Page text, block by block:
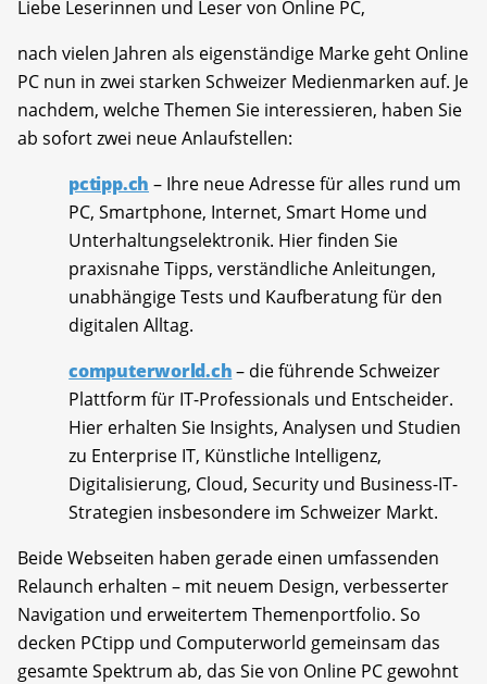
Liebe Leserinnen und Leser von Online PC,
nach vielen Jahren als eigenständige Marke geht Online
PC nun in zwei starken Schweizer Medienmarken auf. Je
nachdem, welche Themen Sie interessieren, haben Sie
ab sofort zwei neue Anlaufstellen:
pctipp.ch – Ihre neue Adresse für alles rund um
PC, Smartphone, Internet, Smart Home und
Unterhaltungselektronik. Hier finden Sie
praxisnahe Tipps, verständliche Anleitungen,
unabhängige Tests und Kaufberatung für den
digitalen Alltag.
computerworld.ch– die führende Schweizer
Plattform für IT-Professionals und Entscheider.
Hier erhalten Sie Insights, Analysen und Studien
zu Enterprise IT, Künstliche Intelligenz,
Digitalisierung, Cloud, Security und Business-IT-
Strategien insbesondere im Schweizer Markt.
Beide Webseiten haben gerade einen umfassenden
Relaunch erhalten – mit neuem Design, verbesserter
Navigation und erweitertem Themenportfolio. So
decken PCtipp und Computerworld gemeinsam das
gesamte Spektrum ab, das Sie von Online PC gewohnt